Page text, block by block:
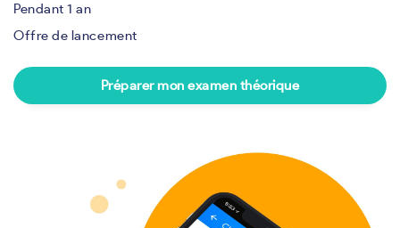
Pendant 1 an
Offre de lancement
Préparer mon examen théorique